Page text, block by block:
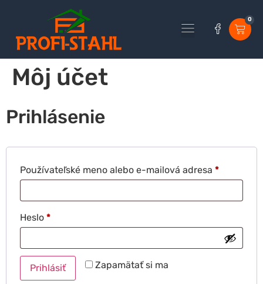
0
Môj účet
Prihlásenie
Používateľské meno alebo e-mailová adresa *
Heslo *
Zapamätať si ma
Prihlásiť